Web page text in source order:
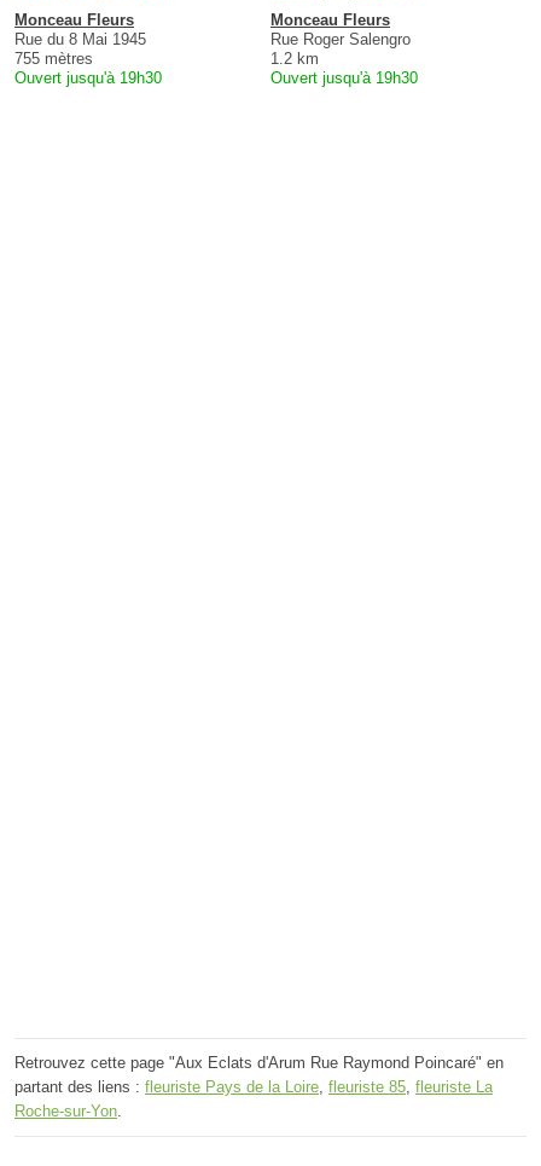
Monceau Fleurs
Rue du 8 Mai 1945
755 mètres
Ouvert jusqu'à 19h30
Monceau Fleurs
Rue Roger Salengro
1.2 km
Ouvert jusqu'à 19h30
Retrouvez cette page "Aux Eclats d'Arum Rue Raymond Poincaré" en
partant des liens : fleuriste Pays de la Loire, fleuriste 85, fleuriste La
Roche-sur-Yon.